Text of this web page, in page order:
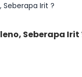
Seberapa Irit ?
Seberapa Irit